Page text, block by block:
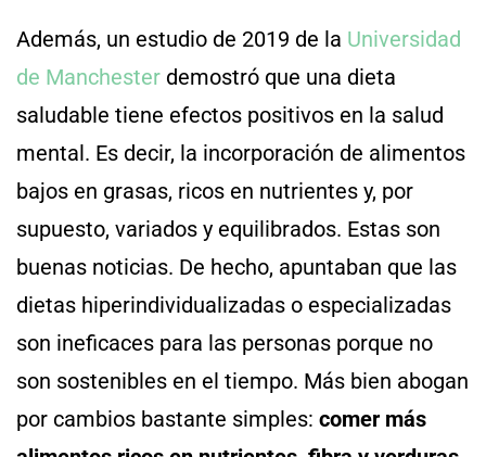
Además, un estudio de 2019 de la Universidad
de Manchester demostró que una dieta
saludable tiene efectos positivos en la salud
mental. Es decir, la incorporación de alimentos
bajos en grasas, ricos en nutrientes y, por
supuesto, variados y equilibrados. Estas son
buenas noticias. De hecho, apuntaban que las
dietas hiperindividualizadas o especializadas
son ineficaces para las personas porque no
son sostenibles en el tiempo. Más bien abogan
por cambios bastante simples: comer más